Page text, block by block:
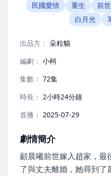
民國愛情 重生 前
白月光
出品方： 朵粒貓
編劇： 小柯
集數： 72集
時長： 2小時24分鐘
首播： 2025-07-29
劇情簡介
顧晨曦前世嫁入趙家，最
了與丈夫離婚，她尋到了